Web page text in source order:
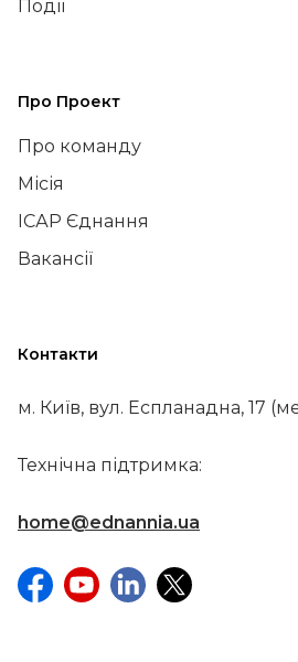
Події
Про Проект
Про команду
Місія
ІСАР Єднання
Вакансії
Контакти
м. Київ, вул. Еспланадна, 17
Технічна підтримка:
home@ednannia.ua